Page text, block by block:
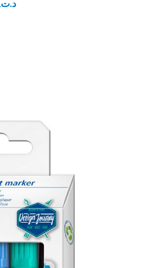
د.ت